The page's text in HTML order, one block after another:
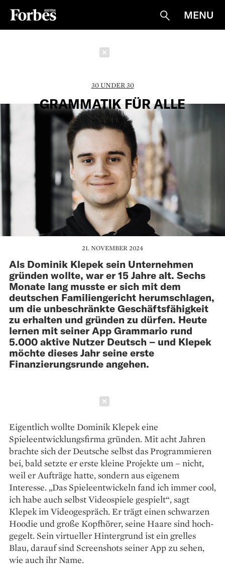
Suche
MENU
30 UNDER 30
GRAMMATIK FÜR ALLE
21. NOVEMBER 2024
Als Dominik Klepek sein Unternehmen
gründen wollte, war er 15 Jahre alt. Sechs
Monate lang musste er sich mit dem
deutschen Familiengericht herumschlagen,
um die unbeschränkte Geschäftsfähigkeit
zu erhalten und gründen zu dürfen. Heute
lernen mit seiner App Grammario rund
5.000 aktive Nutzer Deutsch – und Klepek
möchte dieses Jahr seine erste
Finanzierungsrunde angehen.
Eigentlich wollte Dominik ­Klepek eine
Spieleentwicklungsfirma gründen. Mit acht Jahren
brachte sich der Deutsche selbst das Programmieren
bei, bald setzte er erste kleine Projekte um – nicht,
weil er Aufträge hatte, sondern aus eigenem
Interesse. „Das Spieleentwickeln fand ich immer cool,
ich habe auch selbst Videospiele gespielt“, sagt
Klepek im Videogespräch. Er trägt einen schwarzen
Hoodie und große Kopfhörer, seine Haare sind hoch­
gegelt. Sein virtueller Hintergrund ist ein grelles
Blau, darauf sind Screenshots seiner App zu ­sehen,
wie auch ihr Name.